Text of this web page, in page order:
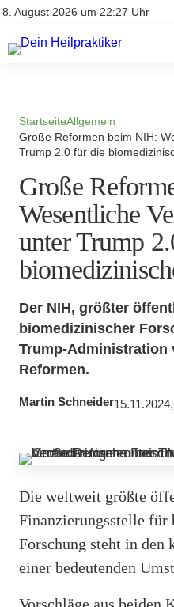
8. August 2026 um 22:27 Uhr
Impressum
Natürliche Medizin
Heilpflanzen &
StartseiteAllgemein
Große Reformen beim NIH:
Trump 2.0 für die
Große
Wesentliche
unter Trump
Der NIH, größter
biomedizinischer
Trump-Administration
Reformen.
Martin Schneider
Die weltweit größte
Finanzierungsstelle für
Forschung steht in den
einer bedeutenden
Vorschläge aus beiden